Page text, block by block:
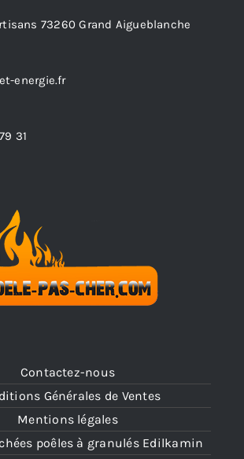
Contactez-nous
Générales de Ventes
Mentions légales
poêles à granulés Edilkamin
73260 Grand Aigueblanche
energie.fr
31